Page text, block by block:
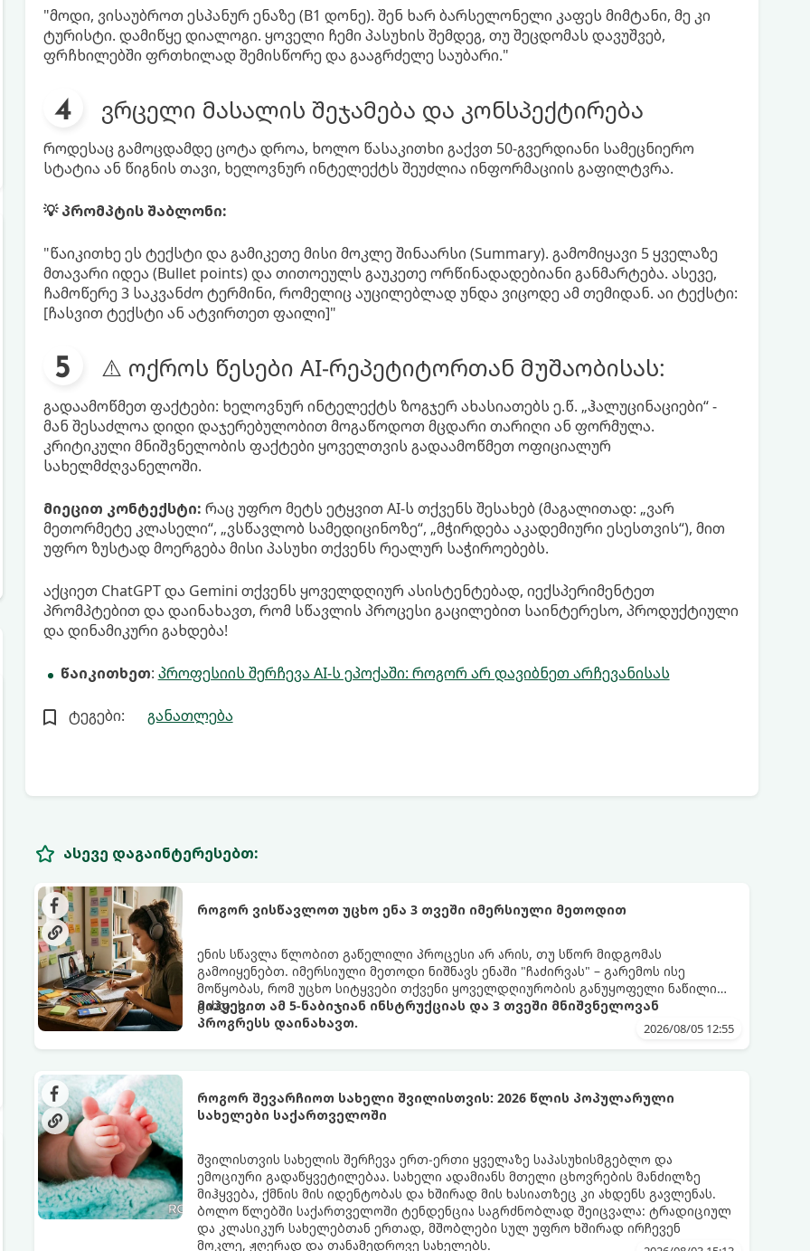
"მოდი, ვისაუბროთ ესპანურ ენაზე (B1 დონე). შენ ხარ ბარსელონელი კაფეს მიმტანი, მე კი
ტურისტი. დამიწყე დიალოგი. ყოველი ჩემი პასუხის შემდეგ, თუ შეცდომას დავუშვებ,
ფრჩხილებში ფრთხილად შემისწორე და გააგრძელე საუბარი."
ვრცელი მასალის შეჯამება და კონსპექტირება
როდესაც გამოცდამდე ცოტა დროა, ხოლო წასაკითხი გაქვთ 50-გვერდიანი სამეცნიერო
სტატია ან წიგნის თავი, ხელოვნურ ინტელექტს შეუძლია ინფორმაციის გაფილტვრა.
💡 პრომპტის შაბლონი:
"წაიკითხე ეს ტექსტი და გამიკეთე მისი მოკლე შინაარსი (Summary). გამომიყავი 5 ყველაზე
მთავარი იდეა (Bullet points) და თითოეულს გაუკეთე ორწინადადებიანი განმარტება. ასევე,
ჩამოწერე 3 საკვანძო ტერმინი, რომელიც აუცილებლად უნდა ვიცოდე ამ თემიდან. აი ტექსტი:
[ჩასვით ტექსტი ან ატვირთეთ ფაილი]"
⚠️ ოქროს წესები AI-რეპეტიტორთან მუშაობისას:
გადაამოწმეთ ფაქტები: ხელოვნურ ინტელექტს ზოგჯერ ახასიათებს ე.წ. „ჰალუცინაციები“ -
მან შესაძლოა დიდი დაჯერებულობით მოგაწოდოთ მცდარი თარიღი ან ფორმულა.
კრიტიკული მნიშვნელობის ფაქტები ყოველთვის გადაამოწმეთ ოფიციალურ
სახელმძღვანელოში.
მიეცით კონტექსტი: რაც უფრო მეტს ეტყვით AI-ს თქვენს შესახებ (მაგალითად: „ვარ
მეთორმეტე კლასელი“, „ვსწავლობ სამედიცინოზე“, „მჭირდება აკადემიური ესესთვის“), მით
უფრო ზუსტად მოერგება მისი პასუხი თქვენს რეალურ საჭიროებებს.
აქციეთ ChatGPT და Gemini თქვენს ყოველდღიურ ასისტენტებად, იექსპერიმენტეთ
პრომპტებით და დაინახავთ, რომ სწავლის პროცესი გაცილებით საინტერესო, პროდუქტიული
და დინამიკური გახდება!
წაიკითხეთ: პროფესიის შერჩევა AI-ს ეპოქაში: როგორ არ დავიბნეთ არჩევანისას
ტეგები: განათლება
ასევე დაგაინტერესებთ:
როგორ ვისწავლოთ უცხო ენა 3 თვეში იმერსიული მეთოდით
ენის სწავლა წლობით გაწელილი პროცესი არ არის, თუ სწორ მიდგომას
გამოიყენებთ. იმერსიული მეთოდი ნიშნავს ენაში "ჩაძირვას" – გარემოს ისე
მოწყობას, რომ უცხო სიტყვები თქვენი ყოველდღიურობის განუყოფელი ნაწილი
გახდეს.
მიჰყევით ამ 5-ნაბიჯიან ინსტრუქციას და 3 თვეში მნიშვნელოვან
პროგრესს დაინახავთ.
2026/08/05 12:55
როგორ შევარჩიოთ სახელი შვილისთვის: 2026 წლის პოპულარული
სახელები საქართველოში
შვილისთვის სახელის შერჩევა ერთ-ერთი ყველაზე საპასუხისმგებლო და
ემოციური გადაწყვეტილებაა. სახელი ადამიანს მთელი ცხოვრების მანძილზე
მიჰყვება, ქმნის მის იდენტობას და ხშირად მის ხასიათზეც კი ახდენს გავლენას.
ბოლო წლებში საქართველოში ტენდენცია საგრძნობლად შეიცვალა: ტრადიციულ
და კლასიკურ სახელებთან ერთად, მშობლები სულ უფრო ხშირად ირჩევენ
მოკლე, ჟღერად და თანამედროვე სახელებს.